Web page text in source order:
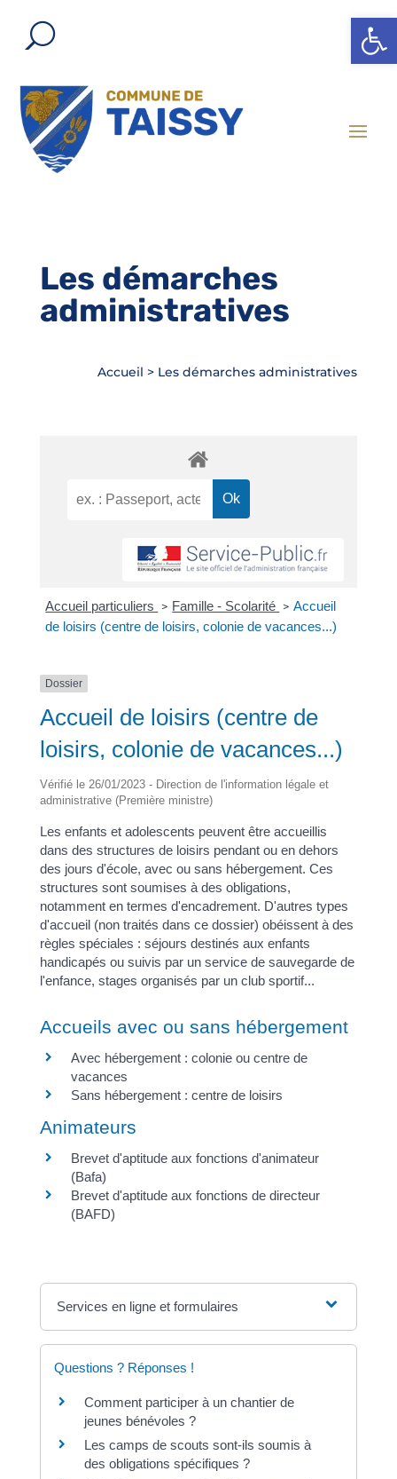
Ouvrir
Les démarches
administratives
Accueil > Les démarches administratives
Accueil particuliers > Famille - Scolarité > Accueil
de loisirs (centre de loisirs, colonie de vacances...)
Dossier
Accueil de loisirs (centre de
loisirs, colonie de vacances...)
Vérifié le 26/01/2023 - Direction de l'information légale et
administrative (Première ministre)
Les enfants et adolescents peuvent être accueillis
dans des structures de loisirs pendant ou en dehors
des jours d'école, avec ou sans hébergement. Ces
structures sont soumises à des obligations,
notamment en termes d'encadrement. D'autres types
d'accueil (non traités dans ce dossier) obéissent à des
règles spéciales : séjours destinés aux enfants
handicapés ou suivis par un service de sauvegarde de
l'enfance, stages organisés par un club sportif...
Accueils avec ou sans hébergement
Avec hébergement : colonie ou centre de
vacances
Sans hébergement : centre de loisirs
Animateurs
Brevet d'aptitude aux fonctions d'animateur
(Bafa)
Brevet d'aptitude aux fonctions de directeur
(BAFD)
Services en ligne et formulaires
Questions ? Réponses !
Comment participer à un chantier de
jeunes bénévoles ?
Les camps de scouts sont-ils soumis à
des obligations spécifiques ?